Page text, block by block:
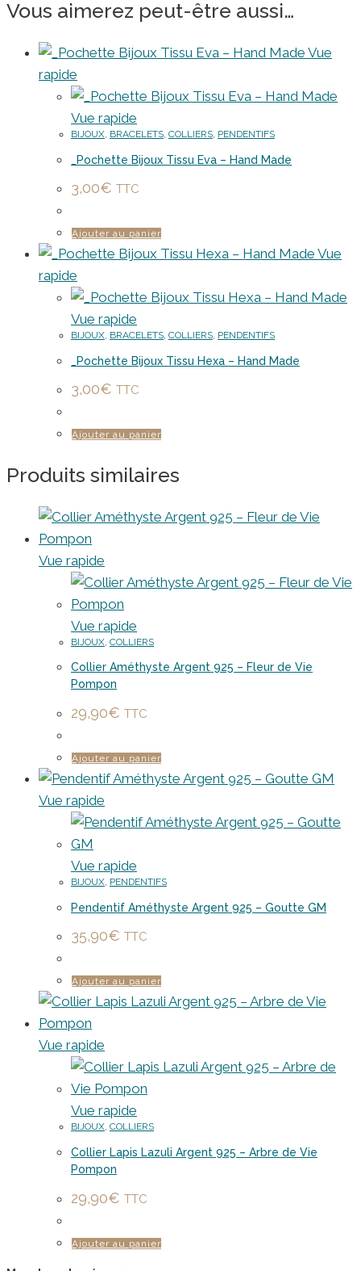
Vous aimerez peut-être aussi…
Vue
rapide
Vue rapide
BIJOUX, BRACELETS, COLLIERS, PENDENTIFS
_Pochette Bijoux Tissu Eva – Hand Made
3,00€ TTC
Ajouter au panier
Vue
rapide
Vue rapide
BIJOUX, BRACELETS, COLLIERS, PENDENTIFS
_Pochette Bijoux Tissu Hexa – Hand Made
3,00€ TTC
Ajouter au panier
Produits similaires
Vue rapide
Vue rapide
BIJOUX, COLLIERS
Collier Améthyste Argent 925 – Fleur de Vie
Pompon
29,90€ TTC
Ajouter au panier
Vue rapide
Vue rapide
BIJOUX, PENDENTIFS
Pendentif Améthyste Argent 925 – Goutte GM
35,90€ TTC
Ajouter au panier
Vue rapide
Vue rapide
BIJOUX, COLLIERS
Collier Lapis Lazuli Argent 925 – Arbre de Vie
Pompon
29,90€ TTC
Ajouter au panier